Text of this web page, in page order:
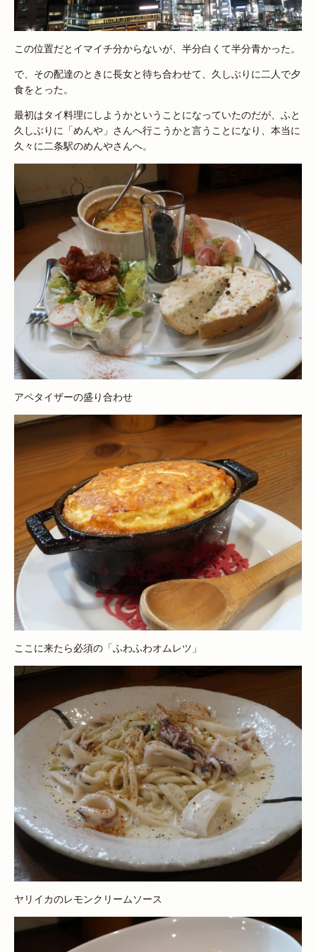
この位置だとイマイチ分からないが、半分白くて半分青かった。
で、その配達のときに長女と待ち合わせて、久しぶりに二人で夕
食をとった。
最初はタイ料理にしようかということになっていたのだが、ふと
久しぶりに「めんや」さんへ行こうかと言うことになり、本当に
久々に二条駅のめんやさんへ。
アペタイザーの盛り合わせ
ここに来たら必須の「ふわふわオムレツ」
ヤリイカのレモンクリームソース